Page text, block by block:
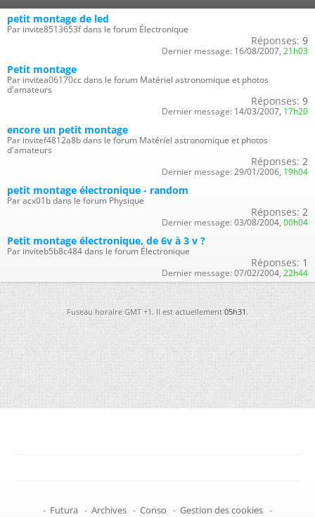
petit montage de led
Par invite8513653f dans le forum Électronique
Réponses: 9
Dernier message: 16/08/2007, 21h03
Petit montage
Par invitea06170cc dans le forum Matériel astronomique et photos
d'amateurs
Réponses: 9
Dernier message: 14/03/2007, 17h20
encore un petit montage
Par invitef4812a8b dans le forum Matériel astronomique et photos
d'amateurs
Réponses: 2
Dernier message: 29/01/2006, 19h04
petit montage électronique - random
Par acx01b dans le forum Physique
Réponses: 2
Dernier message: 03/08/2004, 00h04
Petit montage électronique, de 6v à 3 v ?
Par inviteb5b8c484 dans le forum Électronique
Réponses: 1
Dernier message: 07/02/2004, 22h44
Fuseau horaire GMT +1. Il est actuellement05h31.
- Futura - Archives - Conso - Gestion des cookies -